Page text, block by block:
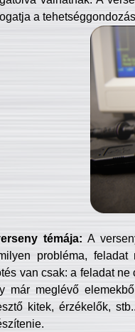
a
témája: A
probléma, feladat
van csak: a feladat
már meglévő
kitek, érzékelők,